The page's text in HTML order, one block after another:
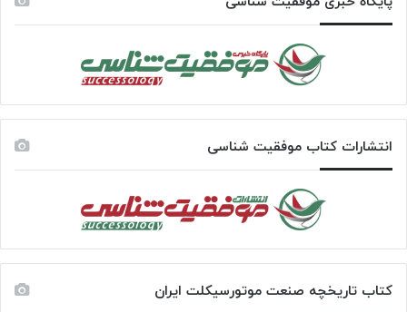
انتشارات کتاب موفقیت شناسی
کتاب تاریخچه صنعت موتورسیکلت ایران